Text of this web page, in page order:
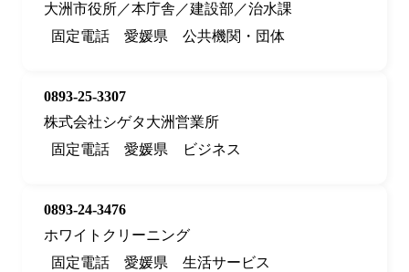
大洲市役所／本庁舎／建設部／治水課
固定電話
愛媛県 公共機関・団体
0893-25-3307
株式会社シゲタ大洲営業所
固定電話
愛媛県 ビジネス
0893-24-3476
ホワイトクリーニング
固定電話
愛媛県 生活サービス